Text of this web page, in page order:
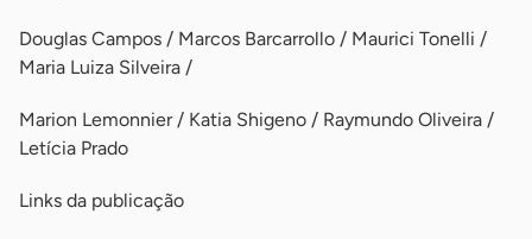
Douglas Campos / Marcos Barcarrollo / Maurici Tonelli /
Maria Luiza Silveira /
Marion Lemonnier / Katia Shigeno / Raymundo Oliveira /
Letícia Prado
Links da publicação